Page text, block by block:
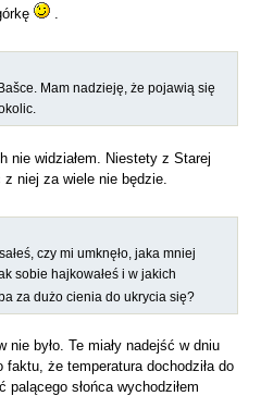
Mam nadzieję, że pojawią się
nie widziałem. Niestety z Starej
niej za wiele nie będzie.
czy mi umknęło, jaka mniej
sobie hajkowałeś i w jakich
za dużo cienia do ukrycia się?
nie było. Te miały nadejść w dniu
że temperatura dochodziła do
słońca wychodziłem